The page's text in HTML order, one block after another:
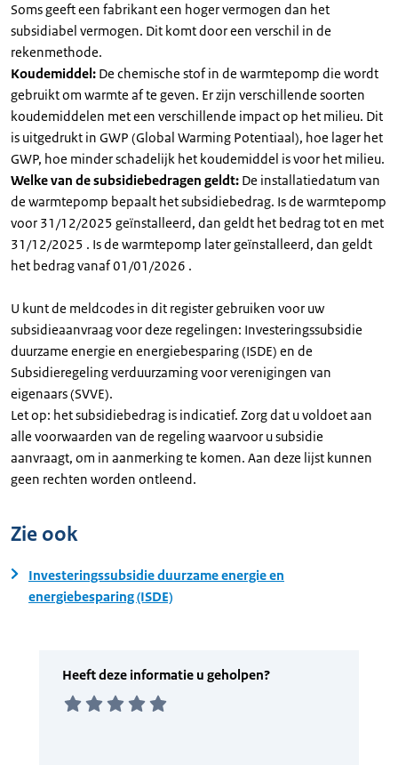
Soms geeft een fabrikant een hoger vermogen dan het
subsidiabel vermogen. Dit komt door een verschil in de
rekenmethode.
Koudemiddel: De chemische stof in de warmtepomp die wordt
gebruikt om warmte af te geven. Er zijn verschillende soorten
koudemiddelen met een verschillende impact op het milieu. Dit
is uitgedrukt in GWP (Global Warming Potentiaal), hoe lager het
GWP, hoe minder schadelijk het koudemiddel is voor het milieu.
Welke van de subsidiebedragen geldt: De installatiedatum van
de warmtepomp bepaalt het subsidiebedrag. Is de warmtepomp
voor 31/12/2025 geïnstalleerd, dan geldt het bedrag tot en met
31/12/2025 . Is de warmtepomp later geïnstalleerd, dan geldt
het bedrag vanaf 01/01/2026 .
U kunt de meldcodes in dit register gebruiken voor uw
subsidieaanvraag voor deze regelingen: Investeringssubsidie
duurzame energie en energiebesparing (ISDE) en de
Subsidieregeling verduurzaming voor verenigingen van
eigenaars (SVVE).
Let op: het subsidiebedrag is indicatief. Zorg dat u voldoet aan
alle voorwaarden van de regeling waarvoor u subsidie
aanvraagt, om in aanmerking te komen. Aan deze lijst kunnen
geen rechten worden ontleend.
Zie ook
Investeringssubsidie duurzame energie en
energiebesparing (ISDE)